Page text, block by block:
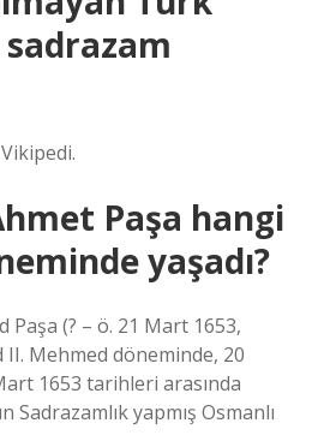
Paşa hangi
yaşadı?
Paşa (? – ö. 21 Mart 1653,
Mehmed döneminde, 20
1653 tarihleri ​​arasında
yapmış Osmanlı